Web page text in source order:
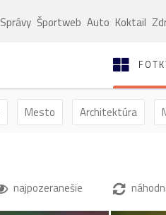
Správy Športweb Auto Koktail
Mesto Architektúra
najpozeranešie